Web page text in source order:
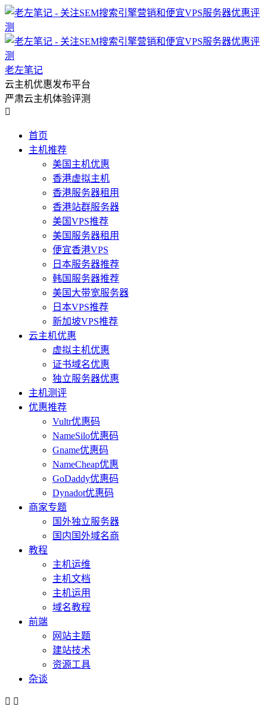
老左笔记
云主机优惠发布平台
严肃云主机体验评测

首页
主机推荐
美国主机优惠
香港虚拟主机
香港服务器租用
香港站群服务器
美国VPS推荐
美国服务器租用
便宜香港VPS
日本服务器推荐
韩国服务器推荐
美国大带宽服务器
日本VPS推荐
新加坡VPS推荐
云主机优惠
虚拟主机优惠
证书域名优惠
独立服务器优惠
主机测评
优惠推荐
Vultr优惠码
NameSilo优惠码
Gname优惠码
NameCheap优惠
GoDaddy优惠码
Dynadot优惠码
商家专题
国外独立服务器
国内国外域名商
教程
主机运维
主机文档
主机运用
域名教程
前端
网站主题
建站技术
资源工具
杂谈
 